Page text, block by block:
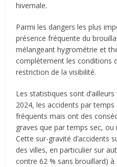
hivernale.
Parmi les dangers les plus
présence fréquente du
mélangeant hygrométrie et
complètement les conditions
restriction de la visibilité.
Les statistiques sont
2024, les accidents par
fréquents mais ont des
graves que par temps sec,
Cette sur-gravité d’accidents
des villes, en particulier sur
contre 62 % sans brouillard)